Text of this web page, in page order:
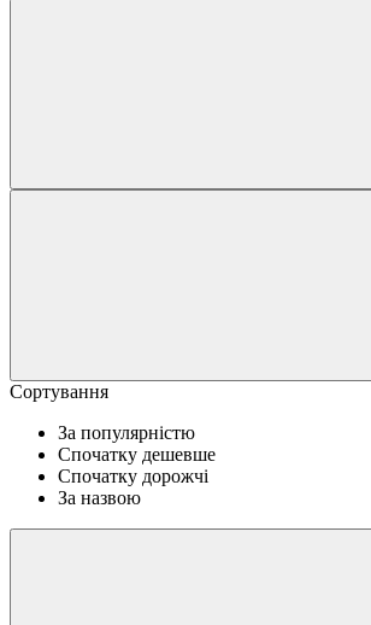
Сортування
За популярністю
Спочатку дешевше
Спочатку дорожчі
За назвою